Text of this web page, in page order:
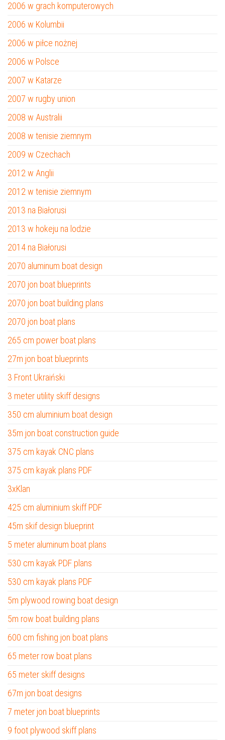
2006 w grach komputerowych
2006 w Kolumbii
2006 w piłce nożnej
2006 w Polsce
2007 w Katarze
2007 w rugby union
2008 w Australii
2008 w tenisie ziemnym
2009 w Czechach
2012 w Anglii
2012 w tenisie ziemnym
2013 na Białorusi
2013 w hokeju na lodzie
2014 na Białorusi
2070 aluminum boat design
2070 jon boat blueprints
2070 jon boat building plans
2070 jon boat plans
265 cm power boat plans
27m jon boat blueprints
3 Front Ukraiński
3 meter utility skiff designs
350 cm aluminium boat design
35m jon boat construction guide
375 cm kayak CNC plans
375 cm kayak plans PDF
3xKlan
425 cm aluminium skiff PDF
45m skif design blueprint
5 meter aluminum boat plans
530 cm kayak PDF plans
530 cm kayak plans PDF
5m plywood rowing boat design
5m row boat building plans
600 cm fishing jon boat plans
65 meter row boat plans
65 meter skiff designs
67m jon boat designs
7 meter jon boat blueprints
9 foot plywood skiff plans